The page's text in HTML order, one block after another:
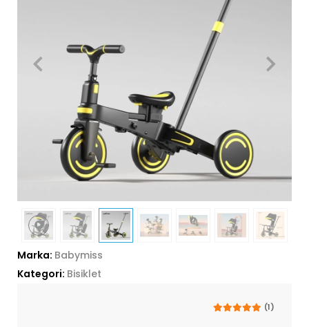
Marka: Babymiss
Kategori: Bisiklet
(1)